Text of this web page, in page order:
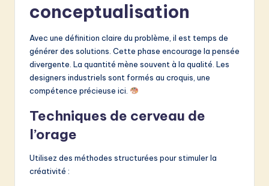
conceptualisation
Avec une définition claire du problème, il est temps de
générer des solutions. Cette phase encourage la pensée
divergente. La quantité mène souvent à la qualité. Les
designers industriels sont formés au croquis, une
compétence précieuse ici.
Techniques de cerveau de
l’orage
Utilisez des méthodes structurées pour stimuler la
créativité :